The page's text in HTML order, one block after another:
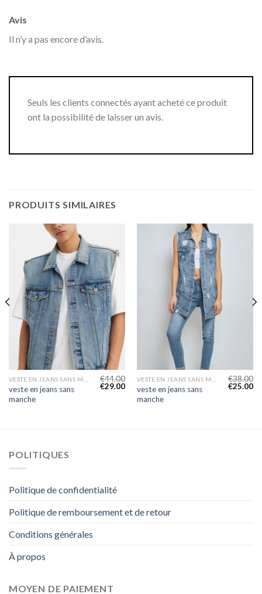
Avis
Il n’y a pas encore d’avis.
Seuls les clients connectés ayant acheté ce produit
ont la possibilité de laisser un avis.
PRODUITS SIMILAIRES
veste en jeans sans
manche
€44.00
€29.00
veste en jeans sans
manche
€38.00
€25.00
POLITIQUES
Politique de confidentialité
Politique de remboursement et de retour
Conditions générales
À propos
MOYEN DE PAIEMENT